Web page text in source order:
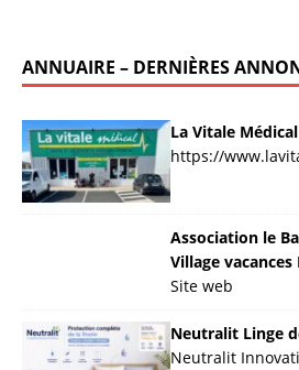
ANNUAIRE – DERNIÈRES
La Vitale Médical
https://
Association le
Village vacances
Site web
Neutralit Linge
Neutralit